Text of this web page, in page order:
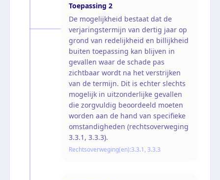
Toepassing 2
De mogelijkheid bestaat dat de
verjaringstermijn van dertig jaar op
grond van redelijkheid en billijkheid
buiten toepassing kan blijven in
gevallen waar de schade pas
zichtbaar wordt na het verstrijken
van de termijn. Dit is echter slechts
mogelijk in uitzonderlijke gevallen
die zorgvuldig beoordeeld moeten
worden aan de hand van specifieke
omstandigheden (rechtsoverweging
3.3.1, 3.3.3).
Rechtsoverweging(en):3.3.1, 3.3.3